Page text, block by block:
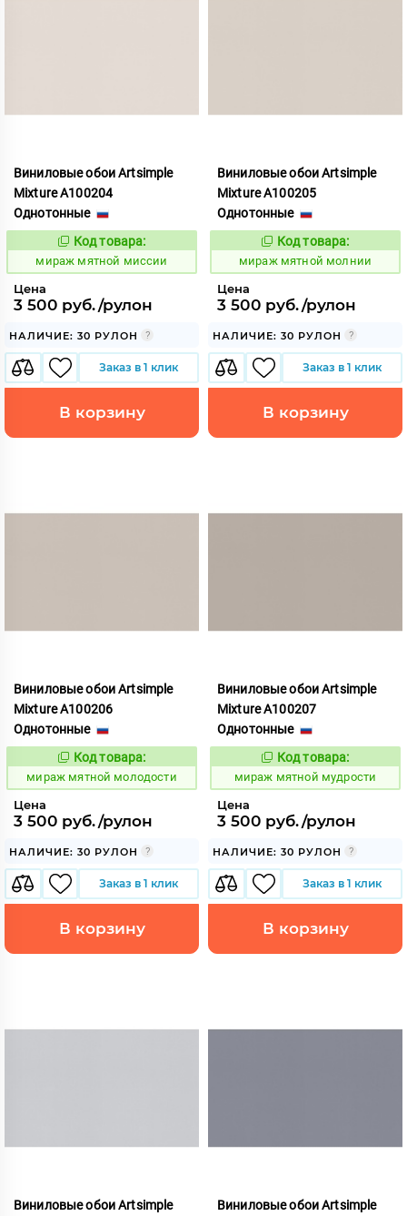
Виниловые обои Artsimple
Mixture A100204
Однотонные
992177
Код товара:
мираж мятной миссии
Цена
3 500 руб./рулон
НАЛИЧИЕ: 30 РУЛОН
Заказ в 1 клик
В корзину
Виниловые обои Artsimple
Mixture A100205
Однотонные
992178
Код товара:
мираж мятной молнии
Цена
3 500 руб./рулон
НАЛИЧИЕ: 30 РУЛОН
Заказ в 1 клик
В корзину
Виниловые обои Artsimple
Mixture A100206
Однотонные
992179
Код товара:
мираж мятной молодости
Цена
3 500 руб./рулон
НАЛИЧИЕ: 30 РУЛОН
Заказ в 1 клик
В корзину
Виниловые обои Artsimple
Mixture A100207
Однотонные
992180
Код товара:
мираж мятной мудрости
Цена
3 500 руб./рулон
НАЛИЧИЕ: 30 РУЛОН
Заказ в 1 клик
В корзину
Виниловые обои Artsimple
Виниловые обои Artsimple